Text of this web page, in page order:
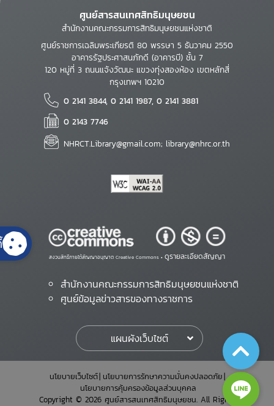
ศูนย์สารสนเทศสิทธิมนุษยชน
สำนักงานคณะกรรมการสิทธิมนุษยชนแห่งชาติ
ศูนย์ราชการเฉลิมพระเกียรติ 80 พรรษา 5 ธันวาคม 2550
อาคารรัฐประศาสนภักดี (อาคารบี) ชั้น 7
120 หมู่ที่ 3 ถนนแจ้งวัฒนะ แขวงทุ่งสองห้อง เขตหลักสี่
กรุงเทพฯ 10210
0 2141 3844, 0 2141 1987, 0 2141 3881
0 2143 7746
NHRCT.Library@gmail.com; library@nhrc.or.th
สงวนสิทธิ์ภายใต้สัญญาอนุญาต Creative Commons • ดูรายละเอียดสัญญา
สำนักงานคณะกรรมการสิทธิมนุษยชนแห่งชาติ
ศูนย์ข้อมูลข่าวสารของทางราชการ
แผนผังเว็บไซต์
นโยบายเว็บไซต์ นโยบายการรักษาความมั่นคงปลอดภัย
นโยบายการคุ้มครองข้อมูลส่วนบุคคล
Copyright © 2026 ศูนย์สารสนเทศสิทธิมนุษยชน. All Rights